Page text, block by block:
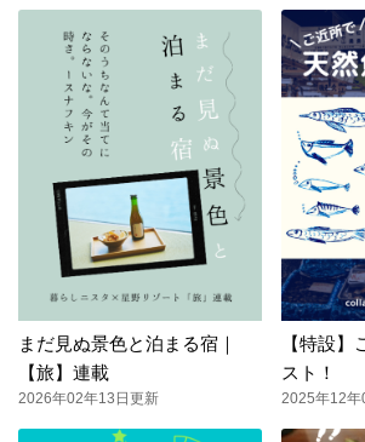
まだ見ぬ景色と泊まる宿｜
【旅】連載
2026年02年13日更新
【特設
スト！
2025年12年